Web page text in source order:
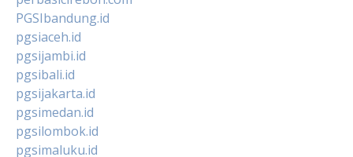
PGSIbandung.id
pgsiaceh.id
pgsijambi.id
pgsibali.id
pgsijakarta.id
pgsimedan.id
pgsilombok.id
pgsimaluku.id